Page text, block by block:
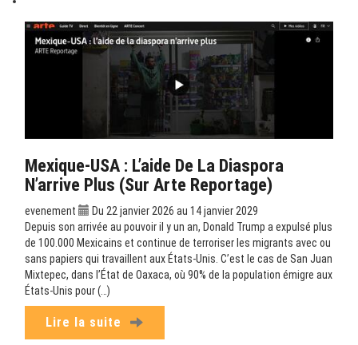
Mexique-USA : L’aide De La Diaspora
N’arrive Plus (sur Arte Reportage)
evenement
Du 22 janvier 2026 au 14 janvier 2029
Depuis son arrivée au pouvoir il y un an, Donald Trump a expulsé plus
de 100.000 Mexicains et continue de terroriser les migrants avec ou
sans papiers qui travaillent aux États-Unis. C’est le cas de San Juan
Mixtepec, dans l’État de Oaxaca, où 90% de la population émigre aux
États-Unis pour (…)
Lire la suite